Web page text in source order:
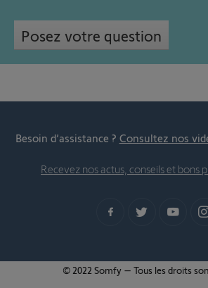
Posez votre question
Besoin d’assistance ? Consultez nos
Recevez nos actus, conseils et bons
© 2022 Somfy – Tous les droits